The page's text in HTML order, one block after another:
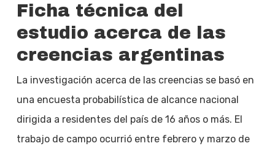
Ficha técnica del
estudio acerca de las
creencias argentinas
La investigación acerca de las creencias se basó en
una encuesta probabilística de alcance nacional
dirigida a residentes del país de 16 años o más. El
trabajo de campo ocurrió entre febrero y marzo de